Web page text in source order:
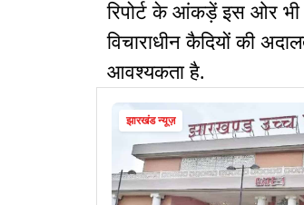
रिपोर्ट के आंकड़ें इस ओर भी
विचाराधीन कैदियों की
आवश्यकता है.
झारखंड न्यूज़